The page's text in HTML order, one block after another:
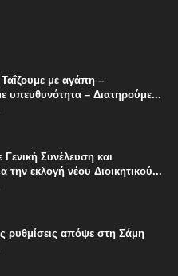
με αγάπη –
υπευθυνότητα – Διατηρούμε...
Συνέλευση και
την εκλογή νέου Διοικητικού...
ρυθμίσεις απόψε στη Σάμη